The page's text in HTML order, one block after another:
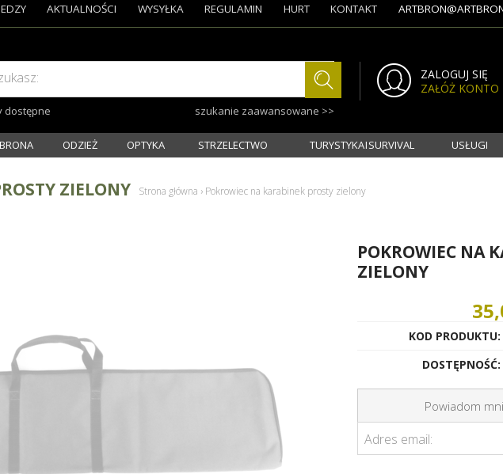
dostępne szukanie zaawansowane >>
ZALOGUJ SIĘ
ZAŁÓŻ KONTO
AKTUALNOŚCI WYSYŁKA REGULAMIN HURT KONTAKT
ODZIEŻ OPTYKA STRZELECTWO TURYSTYKA I SURVIVAL USŁUGI
ZIELONY Strona główna › Pokrowiec na karabinek prosty zielony
POKROWIEC NA
ZIELONY
KOD PRODUKTU:
DOSTĘPNOŚĆ:
Powiadom
Adres email: